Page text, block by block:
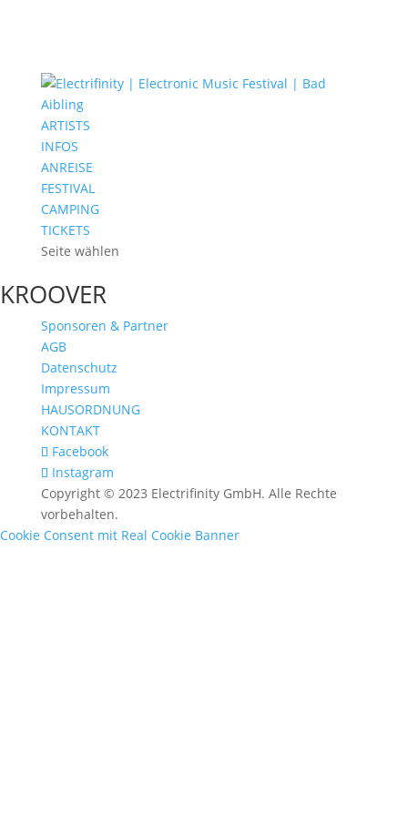
ARTISTS
INFOS
ANREISE
FESTIVAL
CAMPING
TICKETS
Seite wählen
KROOVER
Sponsoren & Partner
AGB
Datenschutz
Impressum
HAUSORDNUNG
KONTAKT
Facebook
Instagram
Copyright © 2023 Electrifinity GmbH. Alle Rechte
vorbehalten.
Cookie Consent mit Real Cookie Banner